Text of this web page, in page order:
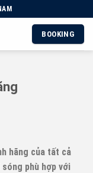
BOOKING
hãng của tất cả
phù hợp với